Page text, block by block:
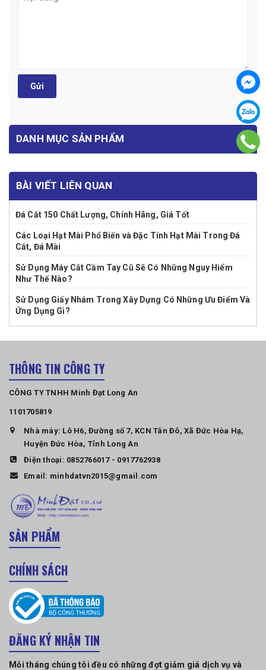
Gửi
DANH MỤC SẢN PHẨM
BÀI VIẾT LIÊN QUAN
Đá Cắt 150 Chất Lượng, Chính Hãng, Giá Tốt
Các Loại Hạt Mài Phổ Biến và Đặc Tính Hạt Mài Trong Đá
Cắt, Đá Mài
Sử Dụng Máy Cắt Cầm Tay Cũ Sẽ Có Những Nguy Hiểm
Như Thế Nào?
Sử Dụng Giấy Nhám Trong Xây Dựng Có Những Ưu Điểm Và
Ứng Dụng Gì?
THÔNG TIN CÔNG TY
CÔNG TY TNHH Minh Đạt Long An
1101705819
Nhà máy: Lô H6, Đường số 7, KCN Tân Đô, Xã Đức Hòa Hạ,
Huyện Đức Hòa, Tỉnh Long An
Điện thoại: 0852766017- 0917762938
Email: minhdatvn2015@gmail.com
SẢN PHẨM
CHÍNH SÁCH
ĐĂNG KÝ NHẬN TIN
Mỗi tháng chúng tôi đều có những đợt giảm giá dịch vụ và